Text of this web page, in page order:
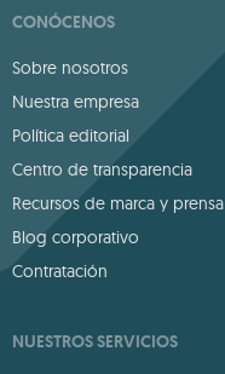
CONÓCENOS
Sobre nosotros
Nuestra empresa
Política editorial
Centro de transparencia
Recursos de marca y prensa
Blog corporativo
Contratación
NUESTROS SERVICIOS